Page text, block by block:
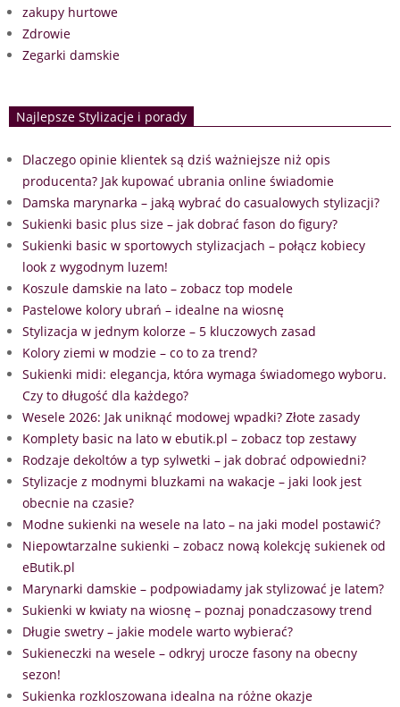
zakupy hurtowe
Zdrowie
Zegarki damskie
Najlepsze Stylizacje i porady
Dlaczego opinie klientek są dziś ważniejsze niż opis
producenta? Jak kupować ubrania online świadomie
Damska marynarka – jaką wybrać do casualowych stylizacji?
Sukienki basic plus size – jak dobrać fason do figury?
Sukienki basic w sportowych stylizacjach – połącz kobiecy
look z wygodnym luzem!
Koszule damskie na lato – zobacz top modele
Pastelowe kolory ubrań – idealne na wiosnę
Stylizacja w jednym kolorze – 5 kluczowych zasad
Kolory ziemi w modzie – co to za trend?
Sukienki midi: elegancja, która wymaga świadomego wyboru.
Czy to długość dla każdego?
Wesele 2026: Jak uniknąć modowej wpadki? Złote zasady
Komplety basic na lato w ebutik.pl – zobacz top zestawy
Rodzaje dekoltów a typ sylwetki – jak dobrać odpowiedni?
Stylizacje z modnymi bluzkami na wakacje – jaki look jest
obecnie na czasie?
Modne sukienki na wesele na lato – na jaki model postawić?
Niepowtarzalne sukienki – zobacz nową kolekcję sukienek od
eButik.pl
Marynarki damskie – podpowiadamy jak stylizować je latem?
Sukienki w kwiaty na wiosnę – poznaj ponadczasowy trend
Długie swetry – jakie modele warto wybierać?
Sukieneczki na wesele – odkryj urocze fasony na obecny
sezon!
Sukienka rozkloszowana idealna na różne okazje